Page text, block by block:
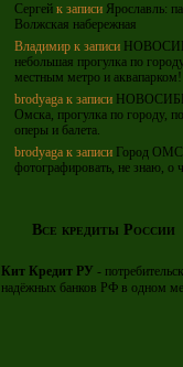
Сергей к записи Ярославль:
Волжская набережная
Владимир к записи
небольшая прогулка по
местным метро и аквапарком!
brodyaga к записи
Омска, прогулка по городу,
оперы и балета.
brodyaga к записи Город
фотографировать, не знаю, о
Все кредиты России
Кит Кредит РУ -
надёжных банков РФ в одном